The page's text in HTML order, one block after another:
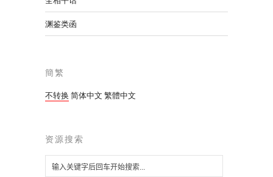
渊鉴类函
簡繁
不转换 简体中文 繁體中文
资源搜索